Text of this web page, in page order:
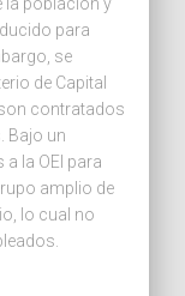
para
se
de Capital
contratados
Bajo un
la OEI para
amplio de
lo cual no